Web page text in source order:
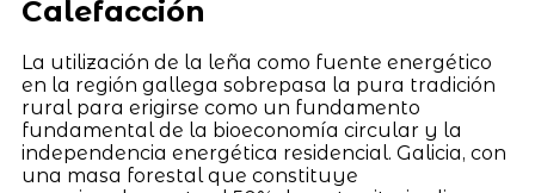
Calefacción
La utilización de la leña como fuente energético
en la región gallega sobrepasa la pura tradición
rural para erigirse como un fundamento
fundamental de la bioeconomía circular y la
independencia energética residencial. Galicia, con
una masa forestal que constituye